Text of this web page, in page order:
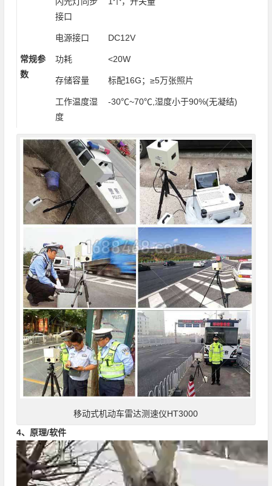
接口
电源接口 DC12V
常规参
数
功耗 <20W
存储容量 标配16G；≥5万张照片
工作温度湿
度
-30℃~70℃,湿度小于90%(无凝结)
移动式机动车雷达测速仪HT3000
4、原理/软件